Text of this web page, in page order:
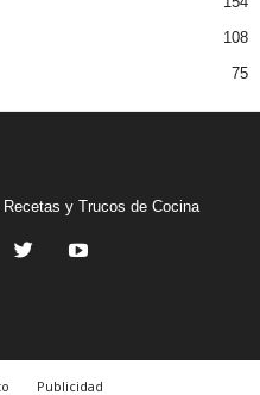
108
75
y Trucos de Cocina
Publicidad